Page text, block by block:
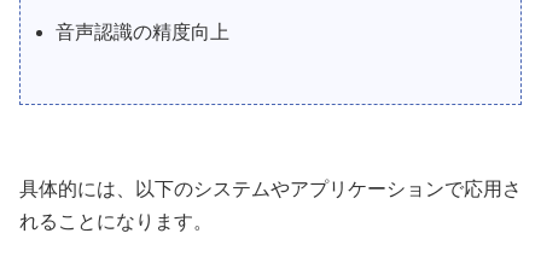
音声認識の精度向上
具体的には、以下のシステムやアプリケーションで応用さ
れることになります。